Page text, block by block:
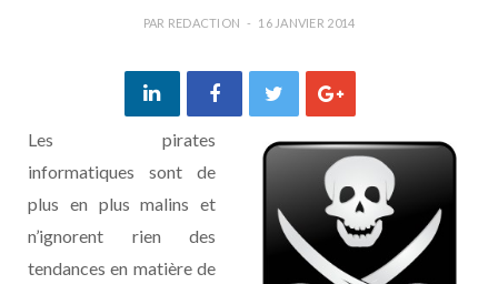
PAR REDACTION 16 JANVIER 2014
Les pirates
informatiques sont de
plus en plus malins et
n’ignorent rien des
tendances en matière de